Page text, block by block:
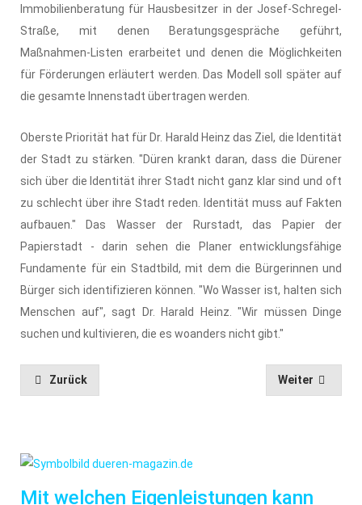
Immobilienberatung für Hausbesitzer in der Josef-Schregel-
Straße, mit denen Beratungsgespräche geführt,
Maßnahmen-Listen erarbeitet und denen die Möglichkeiten
für Förderungen erläutert werden. Das Modell soll später auf
die gesamte Innenstadt übertragen werden.
Oberste Priorität hat für Dr. Harald Heinz das Ziel, die Identität
der Stadt zu stärken. "Düren krankt daran, dass die Dürener
sich über die Identität ihrer Stadt nicht ganz klar sind und oft
zu schlecht über ihre Stadt reden. Identität muss auf Fakten
aufbauen." Das Wasser der Rurstadt, das Papier der
Papierstadt - darin sehen die Planer entwicklungsfähige
Fundamente für ein Stadtbild, mit dem die Bürgerinnen und
Bürger sich identifizieren können. "Wo Wasser ist, halten sich
Menschen auf", sagt Dr. Harald Heinz. "Wir müssen Dinge
suchen und kultivieren, die es woanders nicht gibt."
Zurück Weiter
Mit welchen Eigenleistungen kann